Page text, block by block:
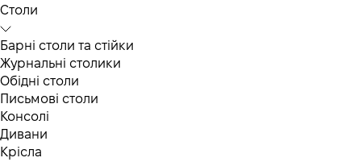
Столи
Барні столи та стійки
Журнальні столики
Обідні столи
Письмові столи
Консолі
Дивани
Крісла